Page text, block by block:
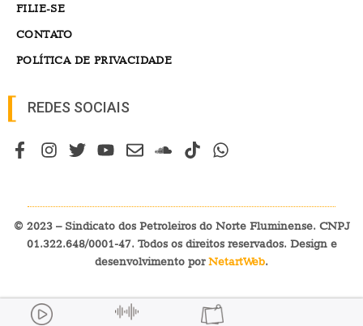
FILIE-SE
CONTATO
POLÍTICA DE PRIVACIDADE
REDES SOCIAIS
© 2023 – Sindicato dos Petroleiros do Norte Fluminense. CNPJ
01.322.648/0001-47. Todos os direitos reservados. Design e
desenvolvimento porNetartWeb.